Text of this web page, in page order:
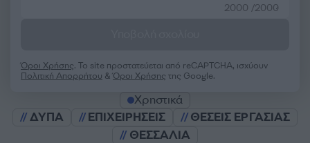
2000 /2000
Όροι Χρήσης. Το site προστατεύεται από reCAPTCHA, ισχύουν
Πολιτική Απορρήτου &Όροι Χρήσης της Google.
Χρηστικά
ΔΥΠΑ
ΕΠΙΧΕΙΡΗΣΕΙΣ
ΘΕΣΕΙΣ ΕΡΓΑΣΙΑΣ
ΘΕΣΣΑΛΙΑ